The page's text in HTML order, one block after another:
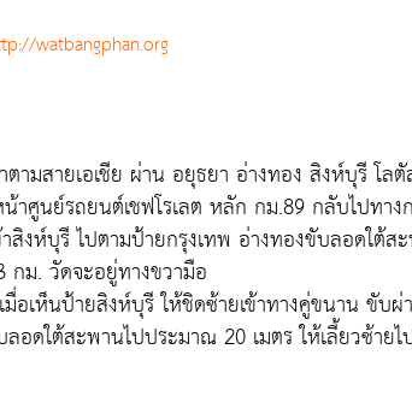
watbangphan.org
ตามสายเอเชีย ผ่าน อยุธยา อ่างทอง สิงห์บุรี โล
ศูนย์รถยนต์เชฟโรเลต หลัก กม.89 กลับไปทาง
สิงห์บุรี ไปตามป้ายกรุงเทพ อ่างทองขับลอดใต้ส
ม. วัดจะอยู่ทางขวามือ
อเห็นป้ายสิงห์บุรี ให้ชิดซ้ายเข้าทางคู่ขนาน ขับผ่
อดใต้สะพานไปประมาณ 20 เมตร ให้เลี้ยวซ้า